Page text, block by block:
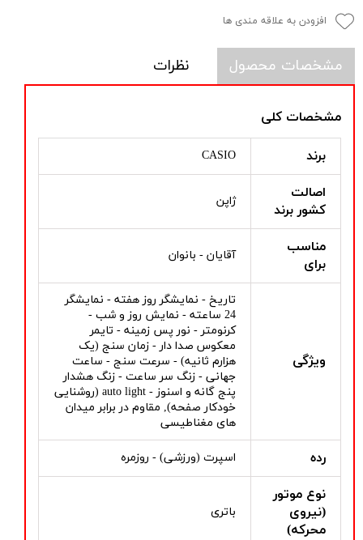
افزودن به علاقه مندی ها
مشخصات محصول نظرات
مشخصات کلی
برند CASIO
اصالت
کشور برند
ژاپن
مناسب
برای
آقایان - بانوان
ویژگی
تاریخ - نمایشگر روز هفته - نمایشگر
24 ساعته - نمایش روز و شب -
کرنومتر - نور پس زمینه - تایمر
معکوس صدا دار - زمان سنج (یک
هزارم ثانیه) - سرعت سنج - ساعت
جهانی - زنگ سر ساعت - زنگ هشدار
پنج گانه و اسنوز - auto light (روشنایی
خودکار صفحه), مقاوم در برابر میدان
های مغناطیسی
رده اسپرت (ورزشی) - روزمره
نوع موتور
(نیروی
محرکه)
باتری